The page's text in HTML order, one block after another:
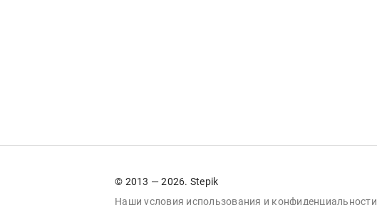
© 2013 — 2026. Stepik
Наши условия использования и конфиденциальности